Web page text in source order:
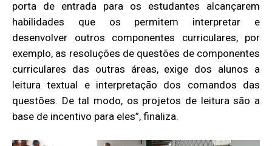
porta de entrada para os estudantes alcançarem
habilidades que os permitem interpretar e
desenvolver outros componentes curriculares, por
exemplo, as resoluções de questões de componentes
curriculares das outras áreas, exige dos alunos a
leitura textual e interpretação dos comandos das
questões. De tal modo, os projetos de leitura são a
base de incentivo para eles”, finaliza.